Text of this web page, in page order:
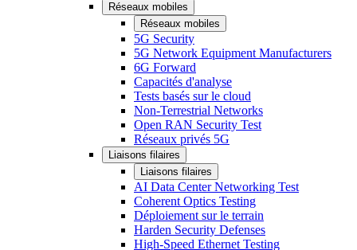
Réseaux mobiles
Réseaux mobiles
5G Security
5G Network Equipment Manufacturers
6G Forward
Capacités d'analyse
Tests basés sur le cloud
Non-Terrestrial Networks
Open RAN Security Test
Réseaux privés 5G
Liaisons filaires
Liaisons filaires
AI Data Center Networking Test
Coherent Optics Testing
Déploiement sur le terrain
Harden Security Defenses
High-Speed Ethernet Testing